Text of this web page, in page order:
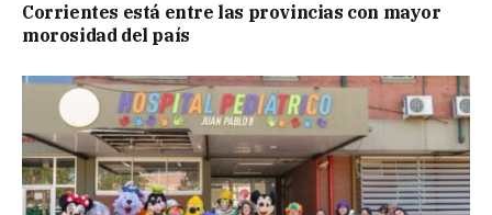
Corrientes está entre las provincias con mayor
morosidad del país